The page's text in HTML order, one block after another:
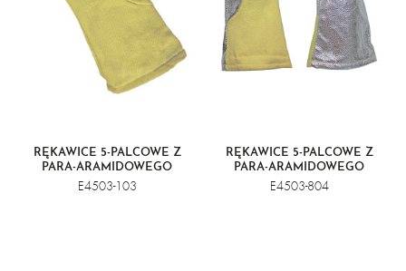
RĘKAWICE 5-PALCOWE Z
PARA-ARAMIDOWEGO
MATERIAŁU ZE SPLOTEM
E4503-103
RĘKAWICE 5-PALCOWE Z
PARA-ARAMIDOWEGO
MATERIAŁU ZE SPLOTEM
E4503-804